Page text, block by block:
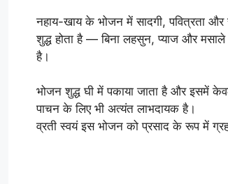
नहाय-खाय के भोजन में सादगी, पवित्रता और
शुद्ध होता है — बिना लहसुन, प्याज और मसाले
है।
भोजन शुद्ध घी में पकाया जाता है और इसमें
पाचन के लिए भी अत्यंत लाभदायक है।
व्रती स्वयं इस भोजन को प्रसाद के रूप में